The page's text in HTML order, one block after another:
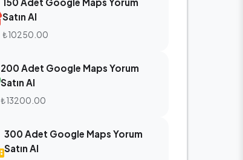
Satın Al
₺10250.00
200 Adet Google Maps Yorum
Satın Al
₺13200.00
300 Adet Google Maps Yorum
Satın Al